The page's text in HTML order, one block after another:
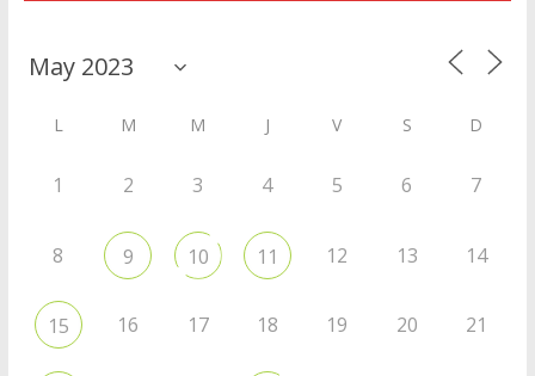
L M M J V S D
1 2 3 4 5 6 7
8 9 10 11 12 13 14
15 16 17 18 19 20 21